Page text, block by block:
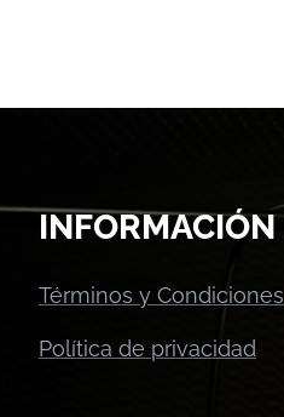
INFORMACIÓN
Términos y Condiciones
Política de privacidad